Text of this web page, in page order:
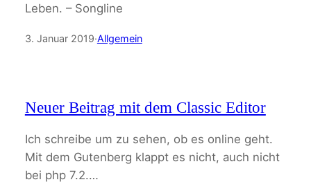
Leben. – Songline
3. Januar 2019·Allgemein
Neuer Beitrag mit dem Classic Editor
Ich schreibe um zu sehen, ob es online geht.
Mit dem Gutenberg klappt es nicht, auch nicht
bei php 7.2.…